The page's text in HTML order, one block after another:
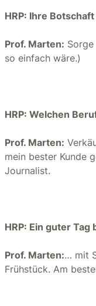
HRP: Ihre
Prof. Marten:
so einfach wäre.)
HRP: Welchen
Prof. Marten:
mein bester Kunde
Journalist.
HRP: Ein guter Tag
Prof. Marten:… mit
Frühstück. Am